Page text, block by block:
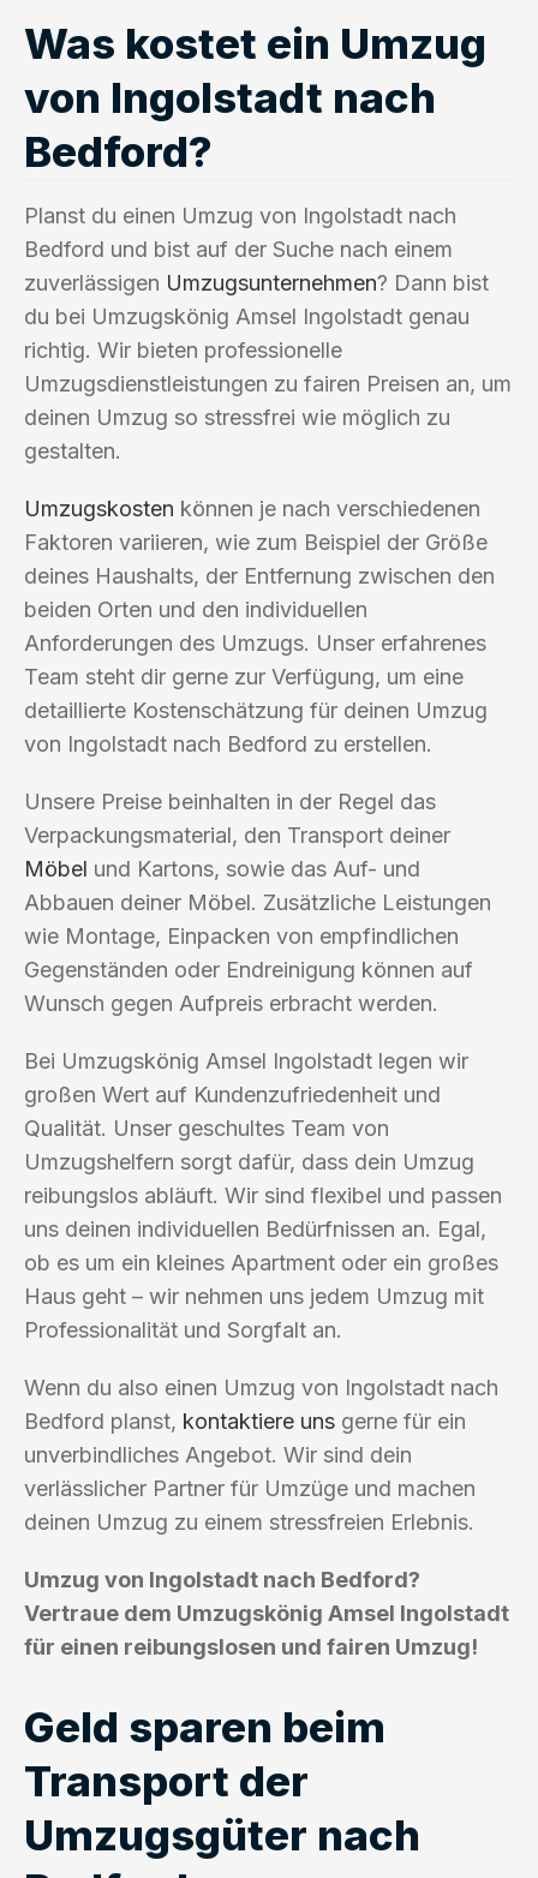
Was kostet ein Umzug
von Ingolstadt nach
Bedford?
Planst du einen Umzug von Ingolstadt nach
Bedford und bist auf der Suche nach einem
zuverlässigen Umzugsunternehmen? Dann bist
du bei Umzugskönig Amsel Ingolstadt genau
richtig. Wir bieten professionelle
Umzugsdienstleistungen zu fairen Preisen an, um
deinen Umzug so stressfrei wie möglich zu
gestalten.
Umzugskosten können je nach verschiedenen
Faktoren variieren, wie zum Beispiel der Größe
deines Haushalts, der Entfernung zwischen den
beiden Orten und den individuellen
Anforderungen des Umzugs. Unser erfahrenes
Team steht dir gerne zur Verfügung, um eine
detaillierte Kostenschätzung für deinen Umzug
von Ingolstadt nach Bedford zu erstellen.
Unsere Preise beinhalten in der Regel das
Verpackungsmaterial, den Transport deiner
Möbel und Kartons, sowie das Auf- und
Abbauen deiner Möbel. Zusätzliche Leistungen
wie Montage, Einpacken von empfindlichen
Gegenständen oder Endreinigung können auf
Wunsch gegen Aufpreis erbracht werden.
Bei Umzugskönig Amsel Ingolstadt legen wir
großen Wert auf Kundenzufriedenheit und
Qualität. Unser geschultes Team von
Umzugshelfern sorgt dafür, dass dein Umzug
reibungslos abläuft. Wir sind flexibel und passen
uns deinen individuellen Bedürfnissen an. Egal,
ob es um ein kleines Apartment oder ein großes
Haus geht – wir nehmen uns jedem Umzug mit
Professionalität und Sorgfalt an.
Wenn du also einen Umzug von Ingolstadt nach
Bedford planst, kontaktiere uns gerne für ein
unverbindliches Angebot. Wir sind dein
verlässlicher Partner für Umzüge und machen
deinen Umzug zu einem stressfreien Erlebnis.
Umzug von Ingolstadt nach Bedford?
Vertraue dem Umzugskönig Amsel Ingolstadt
für einen reibungslosen und fairen Umzug!
Geld sparen beim
Transport der
Umzugsgüter nach